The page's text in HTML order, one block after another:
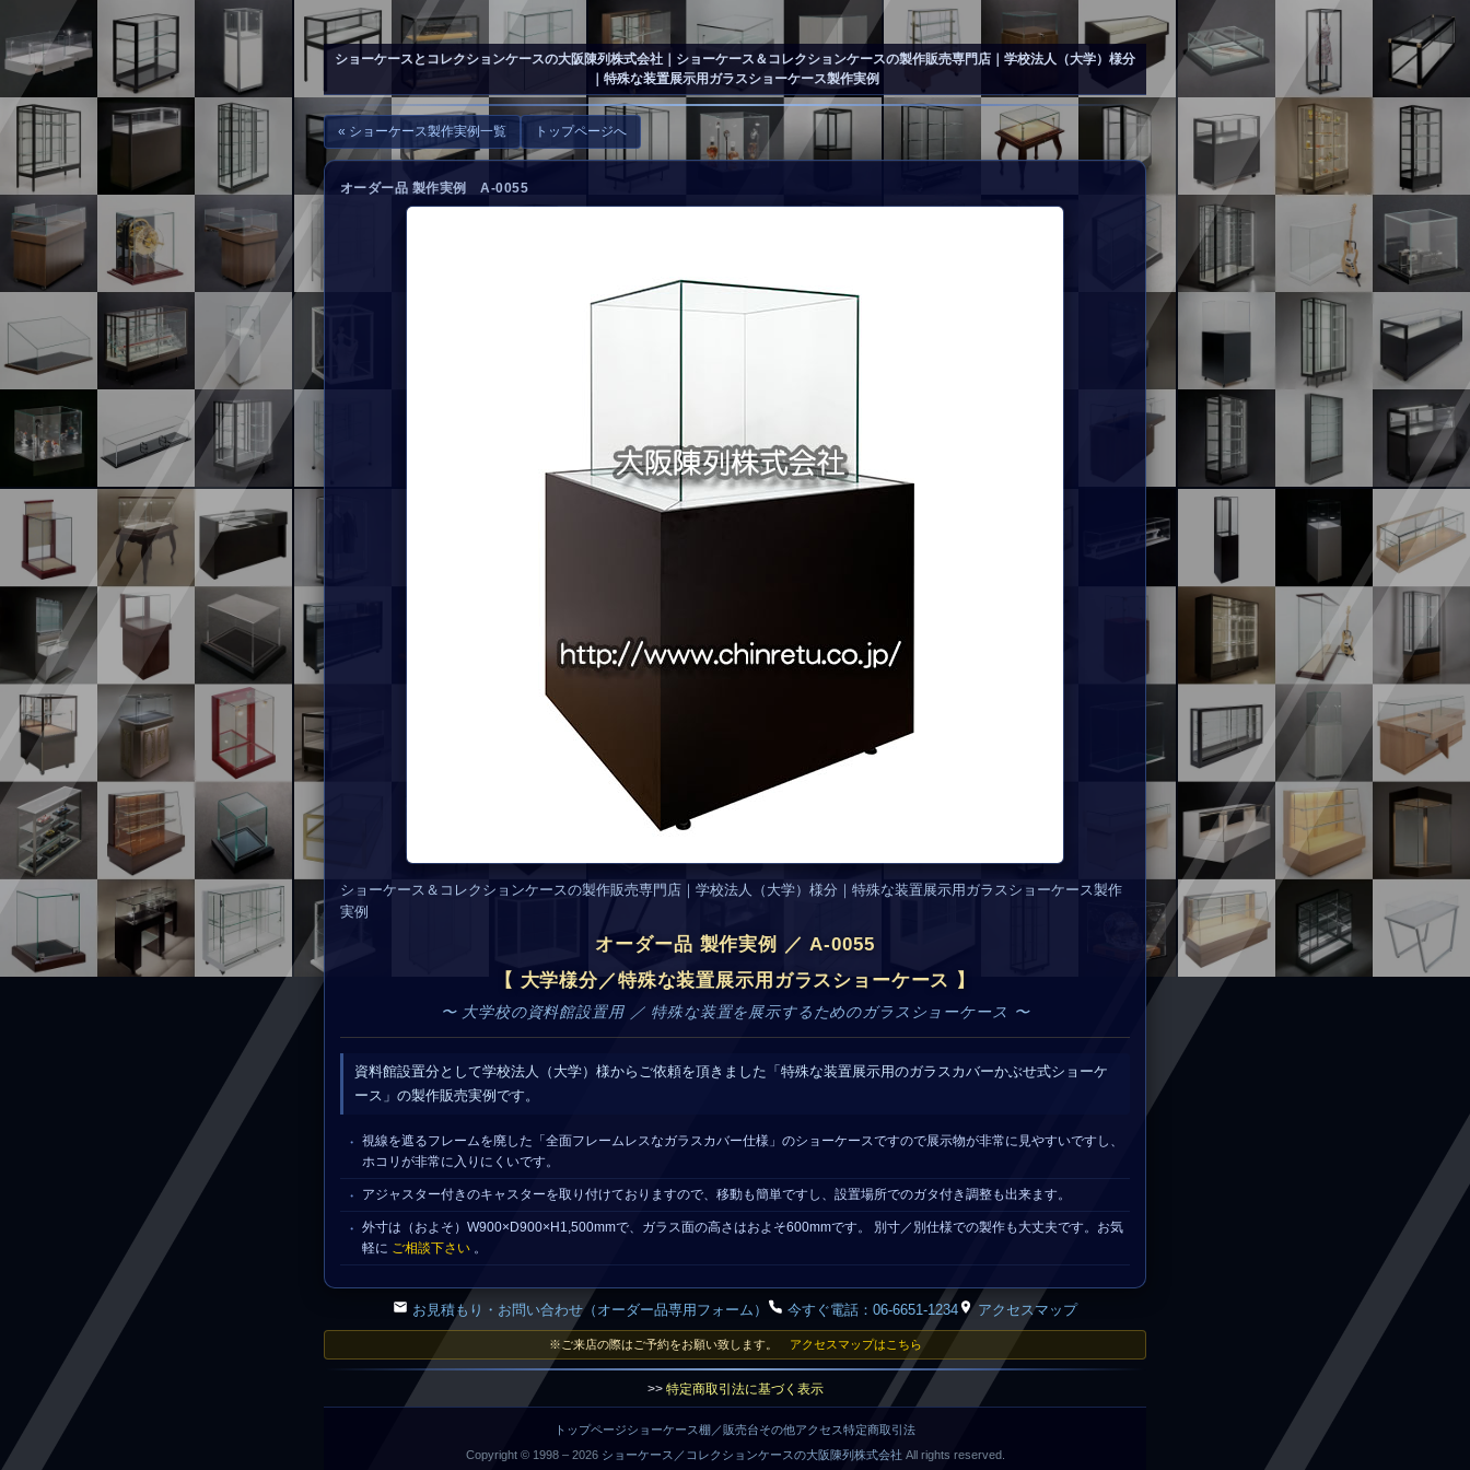
お問い合わせ
ショーケースとコレクションケースの大阪陳列株式会社 ｜ショーケース＆コレクションケースの製作販売専門店｜学校法人（大学）様分
｜特殊な装置展示用ガラスショーケース製作実例
« ショーケース製作実例一覧 トップページへ
オーダー品 製作実例 A-0055
ショーケース＆コレクションケースの製作販売専門店｜学校法人（大学）様分｜特殊な装置展示用ガラスショーケース製作
実例
オーダー品 製作実例 ／ A-0055
【 大学様分／特殊な装置展示用ガラスショーケース 】
〜 大学校の資料館設置用 ／ 特殊な装置を展示するためのガラスショーケース 〜
資料館設置分として学校法人（大学）様からご依頼を頂きました「特殊な装置展示用のガラスカバーかぶせ式ショーケ
ース」の製作販売実例です。
視線を遮るフレームを廃した「全面フレームレスなガラスカバー仕様」のショーケースですので展示物が非常に見やすいですし、
ホコリが非常に入りにくいです。
アジャスター付きのキャスターを取り付けておりますので、移動も簡単ですし、設置場所でのガタ付き調整も出来ます。
外寸は（およそ）W900×D900×H1,500mmで、ガラス面の高さはおよそ600mmです。 別寸／別仕様での製作も大丈夫です。お気
軽に ご相談下さい 。
お見積もり・お問い合わせ（オーダー品専用フォーム） 今すぐ電話：06-6651-1234 アクセスマップ
※ご来店の際はご予約をお願い致します。 アクセスマップはこちら
>> 特定商取引法に基づく表示
トップページショーケース棚／販売台その他アクセス特定商取引法
Copyright © 1998 – 2026 ショーケース／コレクションケースの大阪陳列株式会社 All rights reserved.